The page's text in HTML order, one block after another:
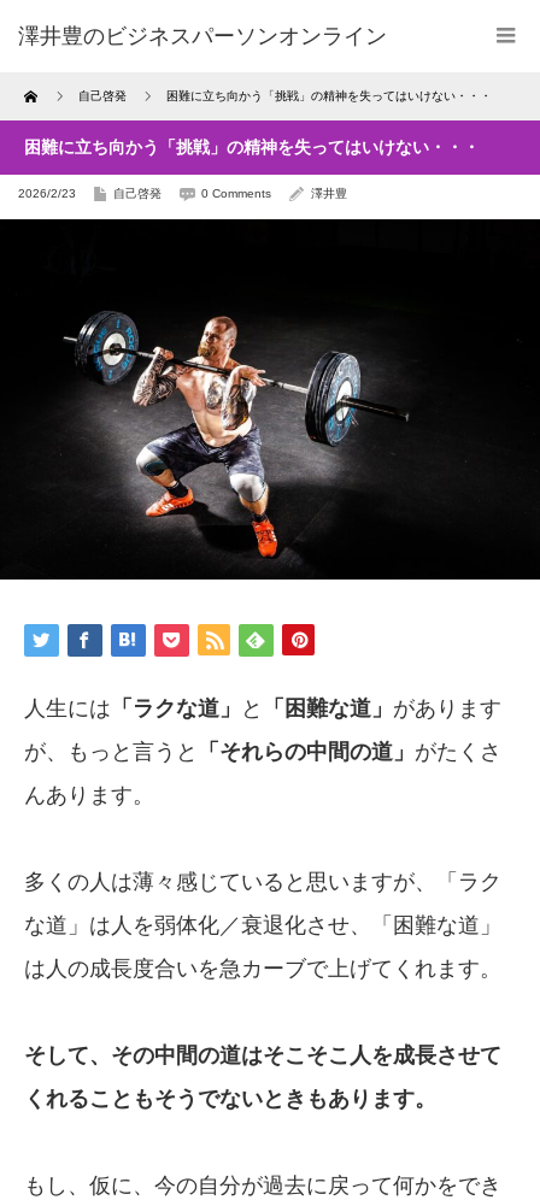
澤井豊のビジネスパーソンオンライン
Home 自己啓発 困難に立ち向かう「挑戦」の精神を失ってはいけない・・・
困難に立ち向かう「挑戦」の精神を失ってはいけない・・・
2026/2/23 自己啓発 0 Comments 澤井豊
人生には 「ラクな道」 と 「困難な道」 があります
が、もっと言うと
「それらの中間の道」 がたくさ
んあります。
多くの人は薄々感じていると思いますが、「ラク
な道」は人を弱体化／衰退化させ、「困難な道」
は人の成長度合いを急カーブで上げてくれます。
そして、その中間の道はそこそこ人を成長させて
くれることもそうでないときもあります。
もし、仮に、今の自分が過去に戻って何かをでき